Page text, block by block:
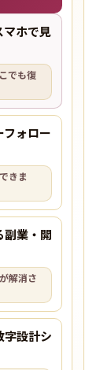
マホで見
でも復
ォロー
きま
副業・開
解消さ
字設計シ